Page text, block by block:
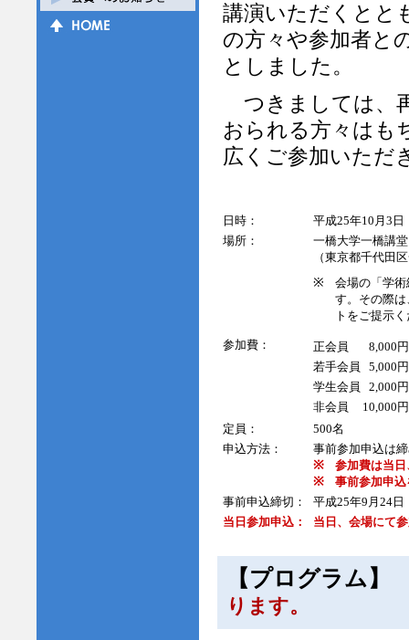
講演いただくとと
の方々や参加者と
としました。
つきましては、
おられる方々はも
広くご参加いただ
日時：
平成25年10月3日
場所：
一橋大学一橋講
（東京都千代田
※
会場の「学
す。その際は
トをご提示
参加費： 正会員
8,000円
若手会員
5,000円
学生会員
2,000円
非会員
10,000円
定員：
500名
申込方法：
事前参加申込は
※ 参加費は当
※
事前参加申
事前申込締切：
平成25年9月24日
当日参加申込：
当日、会場にて
【プログラム
ります。